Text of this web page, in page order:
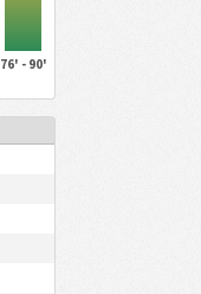
76' - 90'